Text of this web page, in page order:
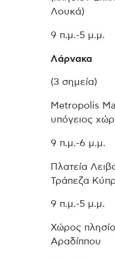
Λουκά)
9 π.μ.-5 μ.μ.
Λάρνακα
(3 σημεία)
Metropolis
υπόγειος
9 π.μ.-6 μ.μ.
Πλατεία
Τράπεζα
9 π.μ.-5 μ.μ.
Χώρος
Αραδίππου